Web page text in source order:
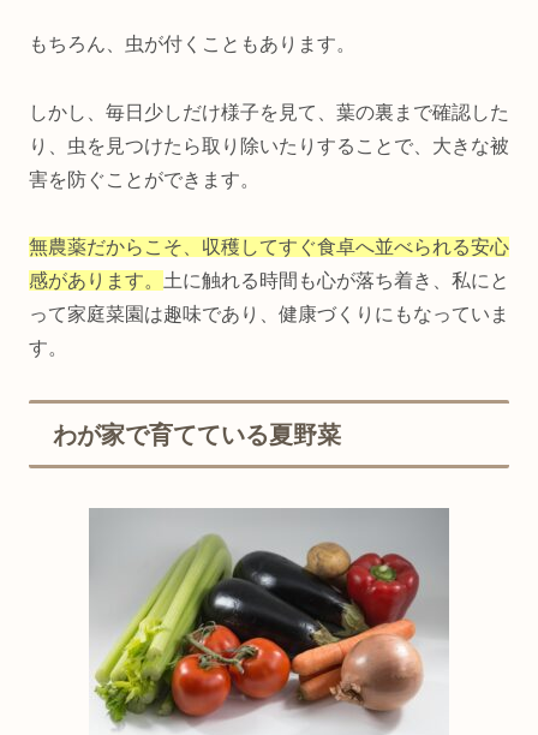
もちろん、虫が付くこともあります。
しかし、毎日少しだけ様子を見て、葉の裏まで確認した
り、虫を見つけたら取り除いたりすることで、大きな被
害を防ぐことができます。
無農薬だからこそ、収穫してすぐ食卓へ並べられる安心
感があります。 土に触れる時間も心が落ち着き、私にと
って家庭菜園は趣味であり、健康づくりにもなっていま
す。
わが家で育てている夏野菜